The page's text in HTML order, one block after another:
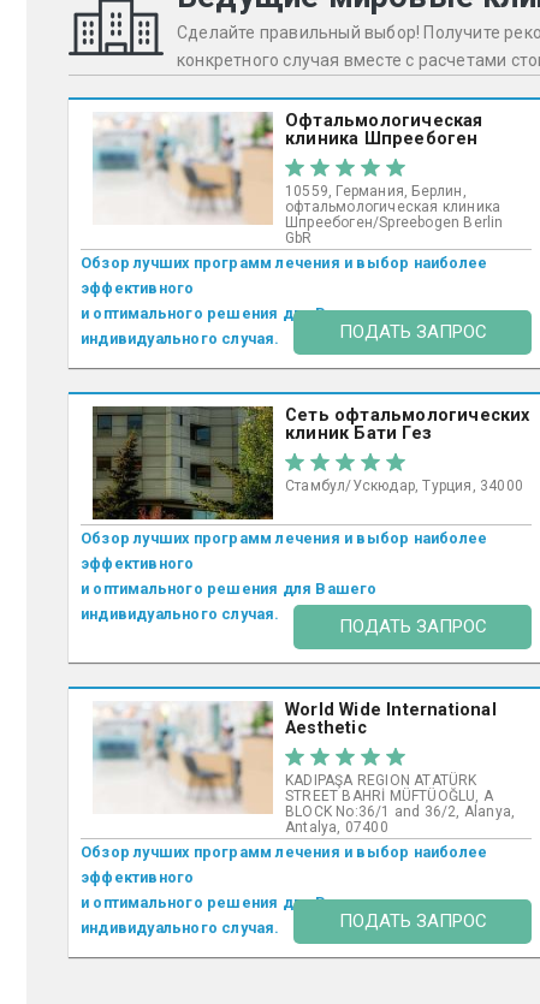
Сделайте правильный выбор! Получите
конкретного случая вместе с расчетами
Офтальмологическая
клиника Шпреебоген
10559, Германия, Берлин,
офтальмологическая клиника
Шпреебоген/Spreebogen Berlin
GbR
Обзор лучших программ лечения и выбор наиболее
эффективного
и оптимального решения для Вашего
индивидуального случая.
ПОДАТЬ ЗАПРОС
Сеть офтальмологических
клиник Бати Гез
Стамбул/Ускюдар, Турция, 34000
Обзор лучших программ лечения и выбор наиболее
эффективного
и оптимального решения для Вашего
индивидуального случая.
ПОДАТЬ ЗАПРОС
World Wide International
Aesthetic
KADIPAŞA REGION ATATÜRK
STREET BAHRİ MÜFTÜOĞLU, A
BLOCK No:36/1 and 36/2, Alanya,
Antalya, 07400
Обзор лучших программ лечения и выбор наиболее
эффективного
и оптимального решения для Вашего
индивидуального случая.
ПОДАТЬ ЗАПРОС